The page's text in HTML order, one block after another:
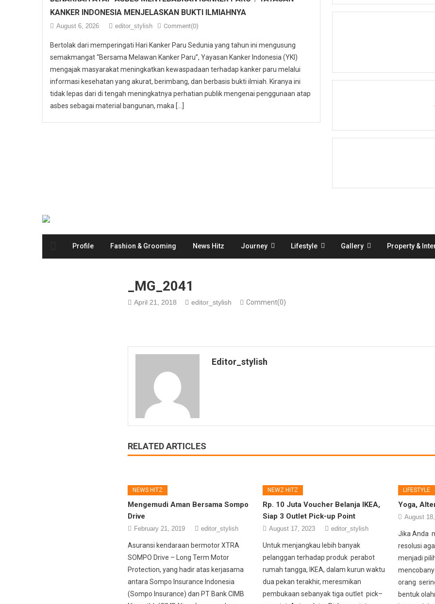
KANKER INDONESIA MENJELASKAN BUKTI ILMIAHNYA
August 6, 2026 editor_stylish Comment(0)
Bertolak dari memperingati Hari Kanker Paru Sedunia yang tahun ini mengusung
semakmangat “Bersama Melawan Kanker Paru”, Yayasan Kanker Indonesia (YKI)
mengajak masyarakat meningkatkan kewaspadaan terhadap kanker paru melalui
informasi kesehatan yang akurat, berimbang, dan berbasis bukti ilmiah. Kiranya ini
tidak lepas dari di tengah meningkatnya perhatian publik mengenai penggunaan atap
asbes sebagai material bangunan, maka […]
Profile Fashion & Grooming News Hitz Journey Lifestyle Gallery Property &
_MG_2041
April 21, 2018 editor_stylish Comment(0)
Editor_stylish
RELATED ARTICLES
NEWS HITZ
Mengemudi Aman Bersama Sompo
Drive
February 21, 2019 editor_stylish
Asuransi kendaraan bermotor XTRA
SOMPO Drive – Long Term Motor
Protection, yang hadir atas kerjasama
antara Sompo Insurance Indonesia
(Sompo Insurance) dan PT Bank CIMB
NEWZ HITZ
Rp. 10 Juta Voucher Belanja IKEA,
Siap 3 Outlet Pick-up Point
August 17, 2023 editor_stylish
Untuk menjangkau lebih banyak
pelanggan terhadap produk perabot
rumah tangga, IKEA, dalam kurun waktu
dua pekan terakhir, meresmikan
pembukaan sebanyak tiga outlet pick–
LIFESTYLE
Yoga,
August
Jika Anda
resolusi
menjadi
orang
bentuk